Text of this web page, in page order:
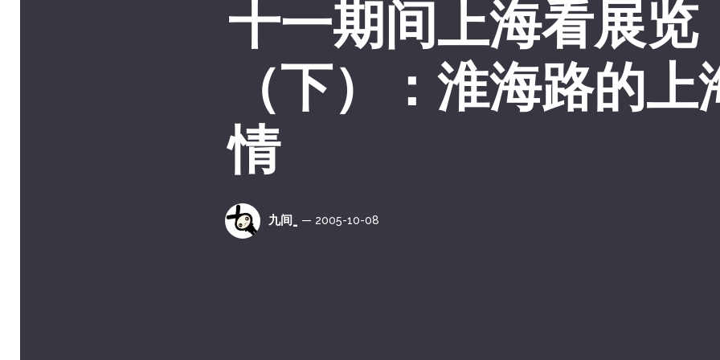
十一期间上海看展览
（下）：淮海路的上
情
九间_ — 2005-10-08